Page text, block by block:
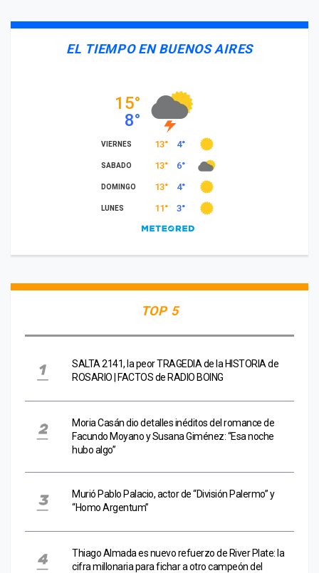
EL TIEMPO EN BUENOS AIRES
TOP 5
SALTA 2141, la peor TRAGEDIA de la HISTORIA de
ROSARIO | FACTOS de RADIO BOING
Moria Casán dio detalles inéditos del romance de
Facundo Moyano y Susana Giménez: “Esa noche
hubo algo”
Murió Pablo Palacio, actor de “División Palermo” y
“Homo Argentum”
Thiago Almada es nuevo refuerzo de River Plate: la
cifra millonaria para fichar a otro campeón del